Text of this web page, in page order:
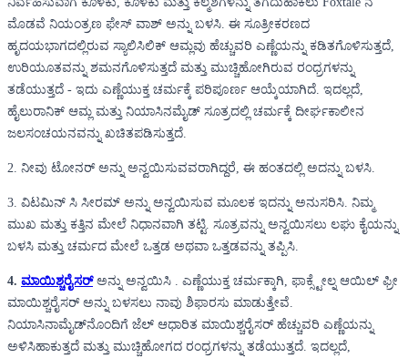
ಮೊಡವೆ ನಿಯಂತ್ರಣ ಫೇಸ್ ವಾಶ್ ಅನ್ನು ಬಳಸಿ. ಈ ಸೂತ್ರೀಕರಣದ
ಹೃದಯಭಾಗದಲ್ಲಿರುವ ಸ್ಯಾಲಿಸಿಲಿಕ್ ಆಮ್ಲವು ಹೆಚ್ಚುವರಿ ಎಣ್ಣೆಯನ್ನು ಕಡಿತಗೊಳಿಸುತ್ತದೆ,
ಉರಿಯೂತವನ್ನು ಶಮನಗೊಳಿಸುತ್ತದೆ ಮತ್ತು ಮುಚ್ಚಿಹೋಗಿರುವ ರಂಧ್ರಗಳನ್ನು
ತಡೆಯುತ್ತದೆ - ಇದು ಎಣ್ಣೆಯುಕ್ತ ಚರ್ಮಕ್ಕೆ ಪರಿಪೂರ್ಣ ಆಯ್ಕೆಯಾಗಿದೆ. ಇದಲ್ಲದೆ,
ಹೈಲುರಾನಿಕ್ ಆಮ್ಲ ಮತ್ತು ನಿಯಾಸಿನಮೈಡ್ ಸೂತ್ರದಲ್ಲಿ ಚರ್ಮಕ್ಕೆ ದೀರ್ಘಕಾಲೀನ
ಜಲಸಂಚಯನವನ್ನು ಖಚಿತಪಡಿಸುತ್ತದೆ.
2. ನೀವು ಟೋನರ್ ಅನ್ನು ಅನ್ವಯಿಸುವವರಾಗಿದ್ದರೆ, ಈ ಹಂತದಲ್ಲಿ ಅದನ್ನು ಬಳಸಿ.
3. ವಿಟಮಿನ್ ಸಿ ಸೀರಮ್ ಅನ್ನು ಅನ್ವಯಿಸುವ ಮೂಲಕ ಇದನ್ನು ಅನುಸರಿಸಿ. ನಿಮ್ಮ
ಮುಖ ಮತ್ತು ಕತ್ತಿನ ಮೇಲೆ ನಿಧಾನವಾಗಿ ತಟ್ಟಿ. ಸೂತ್ರವನ್ನು ಅನ್ವಯಿಸಲು ಲಘು ಕೈಯನ್ನು
ಬಳಸಿ ಮತ್ತು ಚರ್ಮದ ಮೇಲೆ ಒತ್ತಡ ಅಥವಾ ಒತ್ತಡವನ್ನು ತಪ್ಪಿಸಿ.
4. ಮಾಯಿಶ್ಚರೈಸರ್ ಅನ್ನು ಅನ್ವಯಿಸಿ . ಎಣ್ಣೆಯುಕ್ತ ಚರ್ಮಕ್ಕಾಗಿ, ಫಾಕ್ಸ್ಟೇಲ್ನ ಆಯಿಲ್ ಫ್ರೀ
ಮಾಯಿಶ್ಚರೈಸರ್ ಅನ್ನು ಬಳಸಲು ನಾವು ಶಿಫಾರಸು ಮಾಡುತ್ತೇವೆ.
ನಿಯಾಸಿನಾಮೈಡ್‌ನೊಂದಿಗೆ ಜೆಲ್ ಆಧಾರಿತ ಮಾಯಿಶ್ಚರೈಸರ್ ಹೆಚ್ಚುವರಿ ಎಣ್ಣೆಯನ್ನು
ಅಳಿಸಿಹಾಕುತ್ತದೆ ಮತ್ತು ಮುಚ್ಚಿಹೋಗದ ರಂಧ್ರಗಳನ್ನು ತಡೆಯುತ್ತದೆ. ಇದಲ್ಲದೆ,